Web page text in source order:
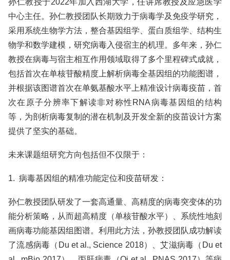
孙仁教授于2022年加入西湖大学，任讲席教授及应急医学
中心主任。孙仁教授团队长期致力于病毒学及免疫学研究，
采用系统生物学方法，整合基因组学、蛋白质组学、结构生
物学和数学建模，研究病毒入侵宿主的机理。多年来，孙仁
教授在病毒与宿主相互作用领域取得了多个里程碑式成就，
包括首次在单核苷酸精度上解析病毒全基因组的功能图谱，
并根据该图谱首次在单氨基酸水平上精准设计病毒疫苗，首
次在原子分辨率下解读非对称性RNA病毒基因组的结构
等，为剖析病毒复制的潜在机制及开发全新的疫苗设计方案
提供了坚实的基础。
未来课题组研究方向包括但不仅限于：
1. 病毒基因组的精准功能定位和疫苗研发：
孙仁教授团队研发了一套高通量、高精度的病毒突变体的功
能分析策略，从而超高精度（单核苷酸水平）、系统性地刻
画病毒功能基因组图谱。利用此方法，孙教授团队成功解读
了流感病毒（Du et al., Science 2018）、艾滋病毒（Du et